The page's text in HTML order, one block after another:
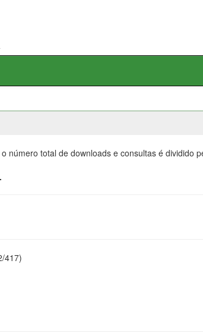
número total de downloads e consultas é dividido
417)